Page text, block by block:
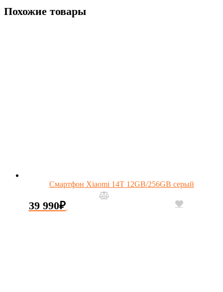
Похожие товары
Смартфон Xiaomi 14T 12GB/256GB серый
39 990₽